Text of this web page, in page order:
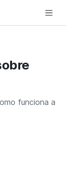
funciona a